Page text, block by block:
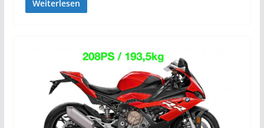
Weiterlesen